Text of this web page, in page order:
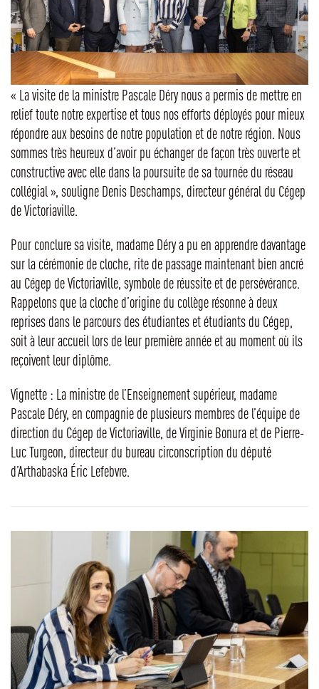
« La visite de la ministre Pascale Déry nous a permis de mettre en
relief toute notre expertise et tous nos efforts déployés pour mieux
répondre aux besoins de notre population et de notre région. Nous
sommes très heureux d’avoir pu échanger de façon très ouverte et
constructive avec elle dans la poursuite de sa tournée du réseau
collégial », souligne Denis Deschamps, directeur général du Cégep
de Victoriaville.
Pour conclure sa visite, madame Déry a pu en apprendre davantage
sur la cérémonie de cloche, rite de passage maintenant bien ancré
au Cégep de Victoriaville, symbole de réussite et de persévérance.
Rappelons que la cloche d’origine du collège résonne à deux
reprises dans le parcours des étudiantes et étudiants du Cégep,
soit à leur accueil lors de leur première année et au moment où ils
reçoivent leur diplôme.
Vignette : La ministre de l’Enseignement supérieur, madame
Pascale Déry, en compagnie de plusieurs membres de l’équipe de
direction du Cégep de Victoriaville, de Virginie Bonura et de Pierre-
Luc Turgeon, directeur du bureau circonscription du député
d’Arthabaska Éric Lefebvre.